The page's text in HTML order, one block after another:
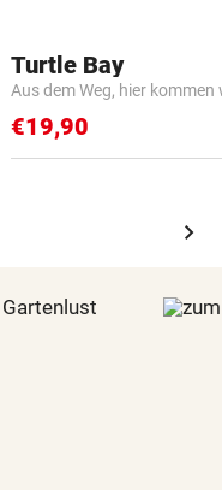
Turtle Bay
Aus dem Weg, hier kommen
€19,90
chevron_right